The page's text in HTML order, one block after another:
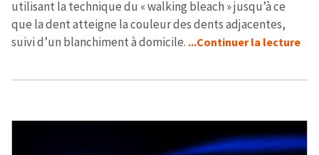
utilisant la technique du « walking bleach » jusqu’à ce
que la dent atteigne la couleur des dents adjacentes,
suivi d’un blanchiment à domicile. ...Continuer la lecture